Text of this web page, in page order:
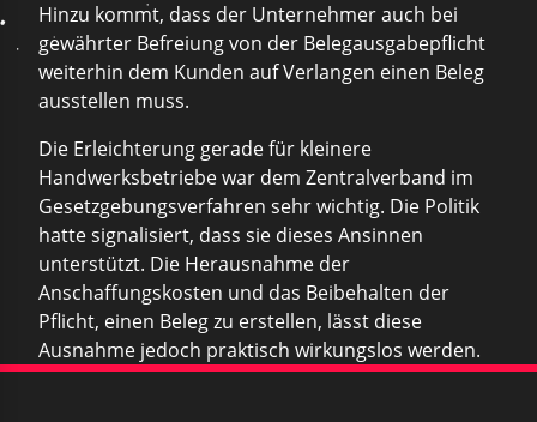
Hinzu kommt, dass der Unternehmer auch bei
gewährter Befreiung von der Belegausgabepflicht
weiterhin dem Kunden auf Verlangen einen Beleg
ausstellen muss.
Die Erleichterung gerade für kleinere
Handwerksbetriebe war dem Zentralverband im
Gesetzgebungsverfahren sehr wichtig. Die Politik
hatte signalisiert, dass sie dieses Ansinnen
unterstützt. Die Herausnahme der
Anschaffungskosten und das Beibehalten der
Pflicht, einen Beleg zu erstellen, lässt diese
Ausnahme jedoch praktisch wirkungslos werden.